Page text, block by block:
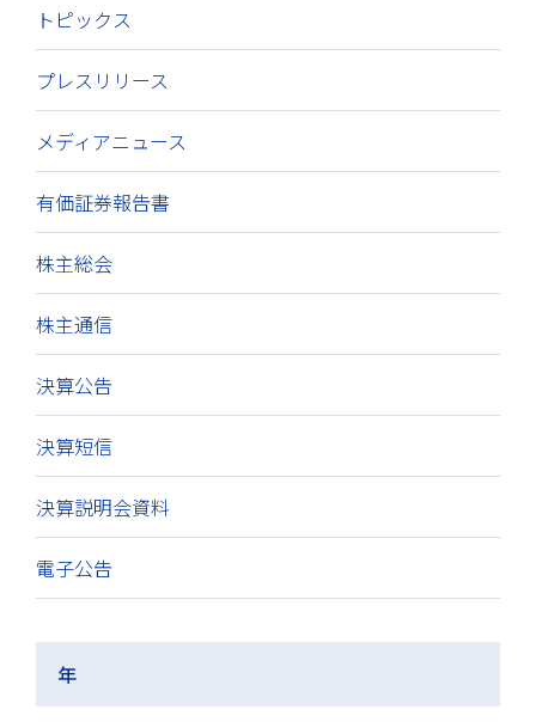
トピックス
プレスリリース
メディアニュース
有価証券報告書
株主総会
株主通信
決算公告
決算短信
決算説明会資料
電子公告
年